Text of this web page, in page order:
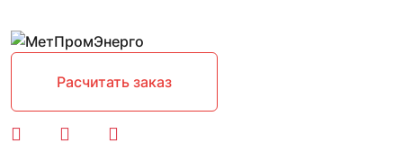
Расчитать заказ